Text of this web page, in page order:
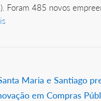
Foram 485 novos
Maria e Santiago
em Compras